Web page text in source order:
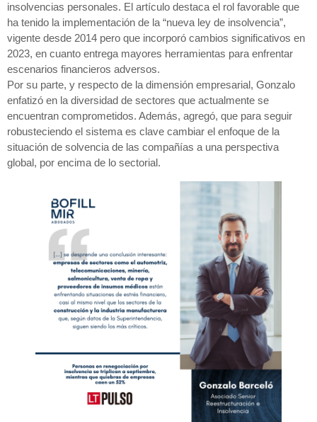
insolvencias personales. El artículo destaca el rol favorable que
ha tenido la implementación de la “nueva ley de insolvencia”,
vigente desde 2014 pero que incorporó cambios significativos en
2023, en cuanto entrega mayores herramientas para enfrentar
escenarios financieros adversos.
Por su parte, y respecto de la dimensión empresarial, Gonzalo
enfatizó en la diversidad de sectores que actualmente se
encuentran comprometidos. Además, agregó, que para seguir
robusteciendo el sistema es clave cambiar el enfoque de la
situación de solvencia de las compañías a una perspectiva
global, por encima de lo sectorial.